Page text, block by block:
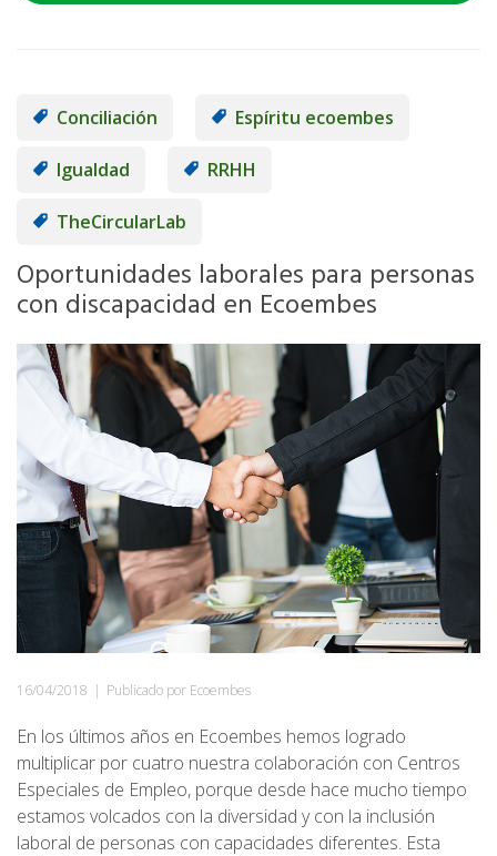
Conciliación Espíritu ecoembes
Igualdad RRHH
TheCircularLab
Oportunidades laborales para personas
con discapacidad en Ecoembes
16/04/2018 | Publicado por Ecoembes
En los últimos años en Ecoembes hemos logrado
multiplicar por cuatro nuestra colaboración con Centros
Especiales de Empleo, porque desde hace mucho tiempo
estamos volcados con la diversidad y con la inclusión
laboral de personas con capacidades diferentes. Esta